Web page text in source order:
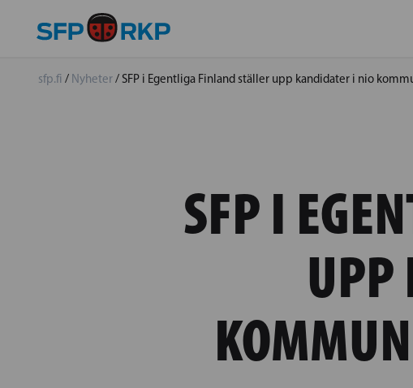
sfp.fi / Nyheter/ SFP i Egentliga Finland ställer upp kandidater i nio
SFP I
UPP